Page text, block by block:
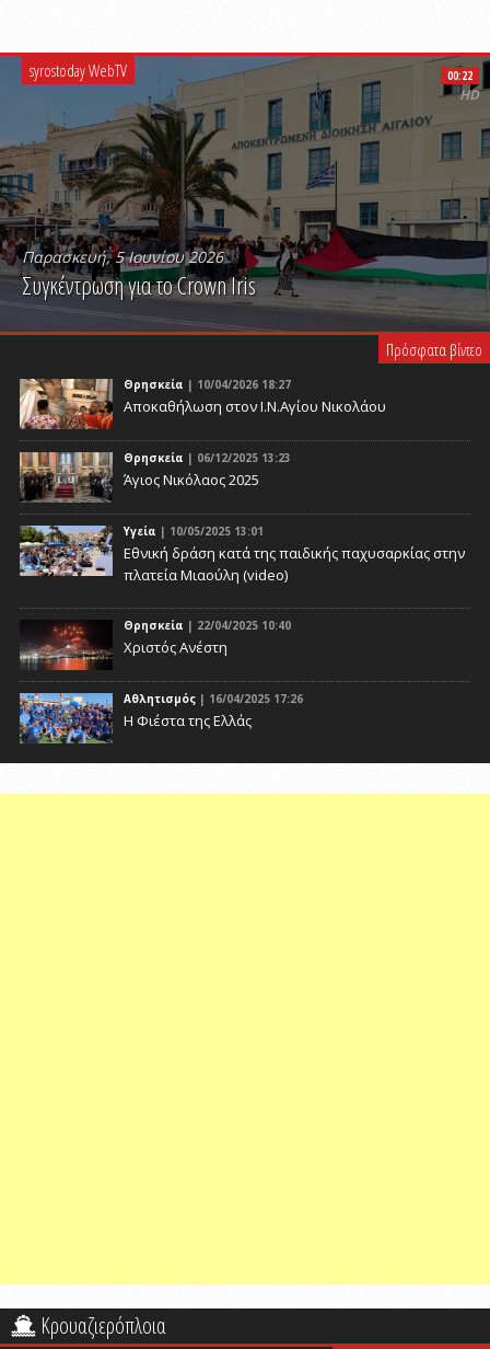
syrostoday WebTV
Παρασκευή, 5 Ιουνίου 2026
Συγκέντρωση για το Crown Iris
PLAY VIDEO
00:22
HD
Πρόσφατα βίντεο
Θρησκεία | 10/04/2026 18:27
Αποκαθήλωση στον Ι.Ν.Αγίου Νικολάου
Θρησκεία | 06/12/2025 13:23
Άγιος Νικόλαος 2025
Υγεία | 10/05/2025 13:01
Eθνική δράση κατά της παιδικής παχυσαρκίας στην
πλατεία Μιαούλη (video)
Θρησκεία | 22/04/2025 10:40
Χριστός Ανέστη
Αθλητισμός | 16/04/2025 17:26
Η Φιέστα της Ελλάς
Κρουαζιερόπλοια